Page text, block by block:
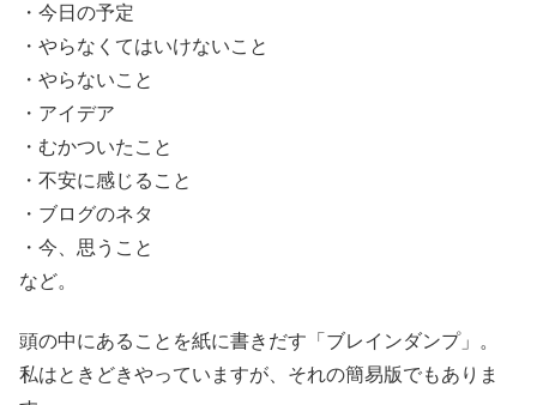
・今日の予定
・やらなくてはいけないこと
・やらないこと
・アイデア
・むかついたこと
・不安に感じること
・ブログのネタ
・今、思うこと
など。
頭の中にあることを紙に書きだす「ブレインダンプ」。
私はときどきやっていますが、それの簡易版でもありま